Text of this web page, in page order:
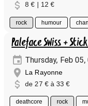
8 € | 12 €
rock humour
Paleface Swiss +
Thursday, Feb
La Rayonne
de 27 € à 33 €
deathcore rock